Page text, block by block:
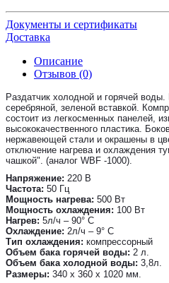
Документы и сертификаты
Доставка
Описание
Отзывов (0)
Раздатчик холодной и горячей воды.
серебряной, зеленой вставкой.
состоит из легкосменных панелей,
высококачественного пластика.
нержавеющей стали и окрашены в
отключение нагрева и охлаждения
чашкой". (аналог WBF -1000).
Напряжение: 220 В
Частота: 50 Гц
Мощность нагрева: 500 Вт
Мощность охлаждения: 100 Вт
Нагрев: 5л/ч – 90° С
Охлаждение: 2л/ч – 9° С
Тип охлаждения: компрессорный
Объем бака горячей воды: 2 л.
Объем бака холодной воды: 3,8л.
Размеры: 340 х 360 х 1020 мм.